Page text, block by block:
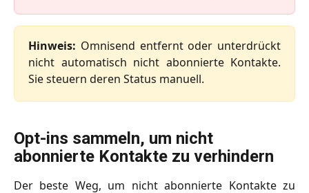
Hinweis: Omnisend entfernt oder unterdrückt
nicht automatisch nicht abonnierte Kontakte.
Sie steuern deren Status manuell.
Opt-ins sammeln, um nicht
abonnierte Kontakte zu verhindern
Der beste Weg, um nicht abonnierte Kontakte zu